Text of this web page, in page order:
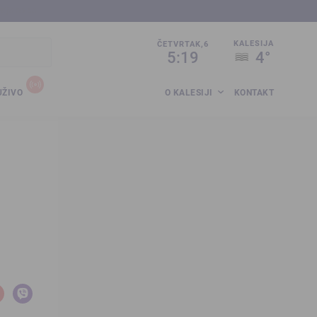
ČETVRTAK,6
5:19
KALESIJA
4°
O KALESIJI KONTAKT